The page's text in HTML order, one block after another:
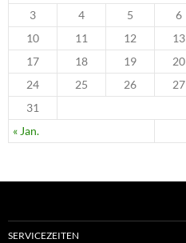
« Jan.
3
4 5 6
10
11 12 13
17
18 19 20
24
25 26 27
31
SERVICEZEITEN